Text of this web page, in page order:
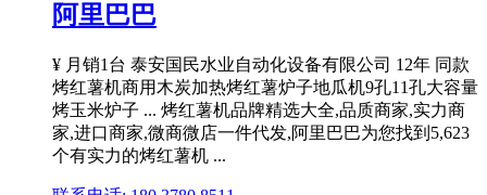
阿里巴巴
¥ 月销1台 泰安国民水业自动化设备有限公司 12年 同款
烤红薯机商用木炭加热烤红薯炉子地瓜机9孔11孔大容量
烤玉米炉子 ... 烤红薯机品牌精选大全,品质商家,实力商
家,进口商家,微商微店一件代发,阿里巴巴为您找到5,623
个有实力的烤红薯机 ...